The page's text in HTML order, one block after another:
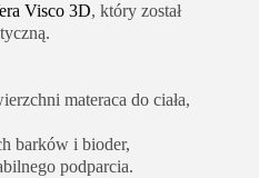
Visco 3D, który został
materaca do ciała,
barków i bioder,
podparcia.